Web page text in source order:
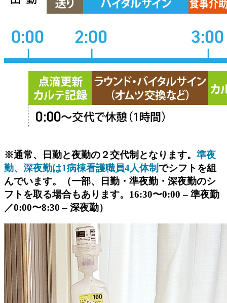
※通常、日勤と夜勤の２交代制となります。 準夜
勤、深夜勤は1病棟看護職員4人体制 でシフトを組
んでいます。（一部、日勤・準夜勤・深夜勤のシ
フトを取る場合もあります。16:30〜0:00 – 準夜勤
／0:00〜8:30 – 深夜勤）